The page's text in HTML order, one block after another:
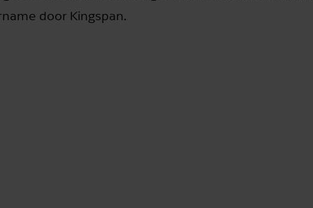
door Kingspan.